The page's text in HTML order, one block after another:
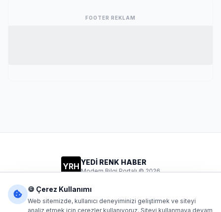
FOOTER REKLAM
YRH YEDİ RENK HABER
Modern Bilgi Portalı © 2026
🍪 Çerez Kullanımı
Web sitemizde, kullanıcı deneyiminizi geliştirmek ve siteyi
analiz etmek için çerezler kullanıyoruz. Siteyi kullanmaya devam